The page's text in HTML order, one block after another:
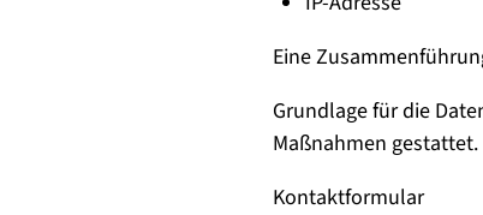
Eine
Grundlage für die
Maßnahmen gestattet.
Kontaktformular